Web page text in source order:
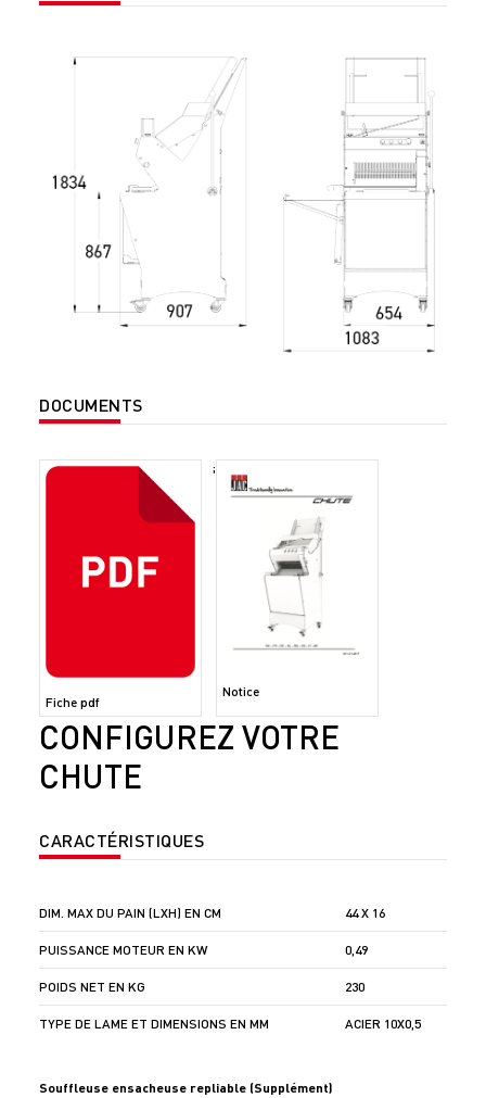
DOCUMENTS
Fiche pdf
;
Notice
CONFIGUREZ VOTRE
CHUTE
CARACTÉRISTIQUES
DIM. MAX DU PAIN (LXH) EN CM 44 X 16
PUISSANCE MOTEUR EN KW 0,49
POIDS NET EN KG 230
TYPE DE LAME ET DIMENSIONS EN MM ACIER 10X0,5
Souffleuse ensacheuse repliable (Supplément)